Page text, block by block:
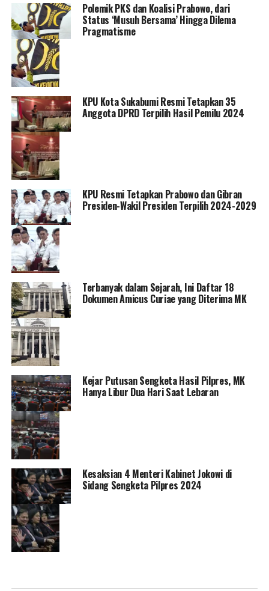
Polemik PKS dan Koalisi Prabowo, dari
Status ‘Musuh Bersama’ Hingga Dilema
Pragmatisme
KPU Kota Sukabumi Resmi Tetapkan 35
Anggota DPRD Terpilih Hasil Pemilu 2024
KPU Resmi Tetapkan Prabowo dan Gibran
Presiden-Wakil Presiden Terpilih 2024-2029
Terbanyak dalam Sejarah, Ini Daftar 18
Dokumen Amicus Curiae yang Diterima MK
Kejar Putusan Sengketa Hasil Pilpres, MK
Hanya Libur Dua Hari Saat Lebaran
Kesaksian 4 Menteri Kabinet Jokowi di
Sidang Sengketa Pilpres 2024